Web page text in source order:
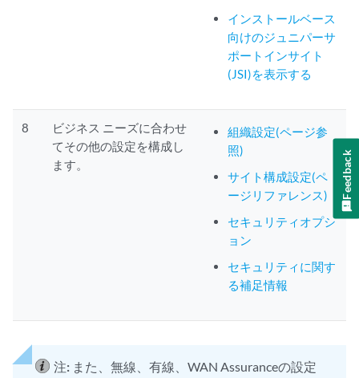
インストールベース
向けのジュニパーサ
ポートインサイト
(JSI)を表示する
8
ビジネス ニーズに合わせ
てその他の設定を構成し
ます。
組織設定(ページ参
照)
サイト構成設定(ペ
ージリファレンス)
セキュリティオプシ
ョン
セキュリティに関す
る補足情報
注: また、無線、有線、WAN Assuranceの設定
Feedback